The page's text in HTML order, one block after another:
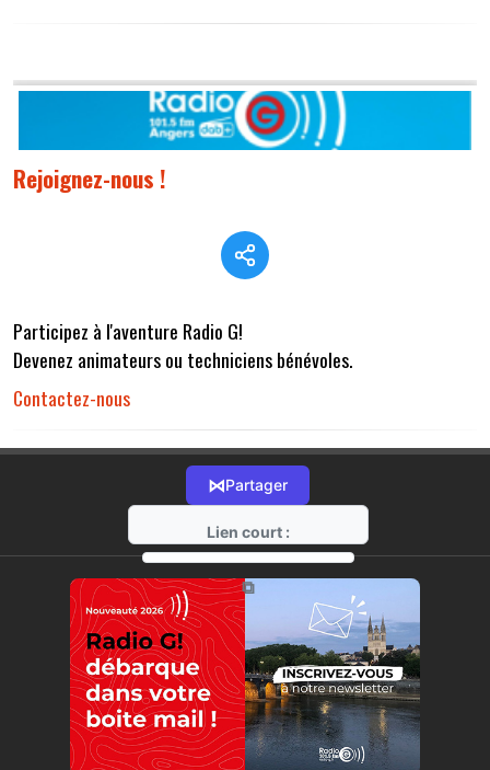
Rejoignez-nous !
Participez à l'aventure Radio G!
Devenez animateurs ou techniciens bénévoles.
Contactez-nous
⋈Partager
Lien court :
https://radio-g.fr?r32
⧉